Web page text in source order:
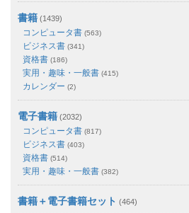
書籍 (1439)
コンピュータ書 (563)
ビジネス書 (341)
資格書 (186)
実用・趣味・一般書 (415)
カレンダー (2)
電子書籍 (2032)
コンピュータ書 (817)
ビジネス書 (403)
資格書 (514)
実用・趣味・一般書 (382)
書籍＋電子書籍セット (464)